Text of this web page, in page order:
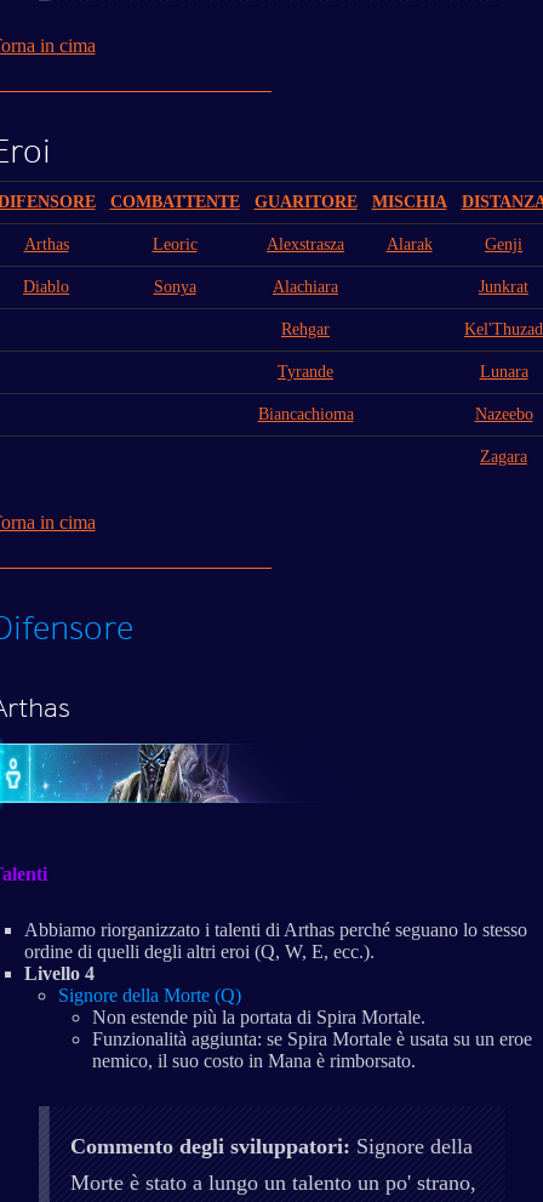
in cima
COMBATTENTE GUARITORE MISCHIA
Arthas Leoric Alexstrasza Alarak Genji
Diablo Sonya Alachiara Junkrat
Rehgar Kel'Thuzad
Tyrande Lunara
Biancachioma Nazeebo
Zagara
in cima
Abbiamo riorganizzato i talenti di Arthas perché seguano lo stesso
ordine di quelli degli altri eroi (Q, W, E, ecc.).
Livello 4
Signore della Morte (Q)
Non estende più la portata di Spira Mortale.
Funzionalità aggiunta: se Spira Mortale è usata su un eroe
nemico, il suo costo in Mana è rimborsato.
Commento degli sviluppatori: Signore della
Morte è stato a lungo un talento un po' strano,